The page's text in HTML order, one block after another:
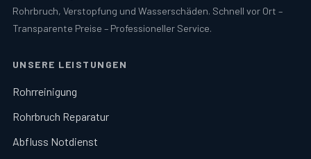
Rohrbruch, Verstopfung und Wasserschäden. Schnell vor Ort –
Transparente Preise – Professioneller Service.
UNSERE LEISTUNGEN
Rohrreinigung
Rohrbruch Reparatur
Abfluss Notdienst